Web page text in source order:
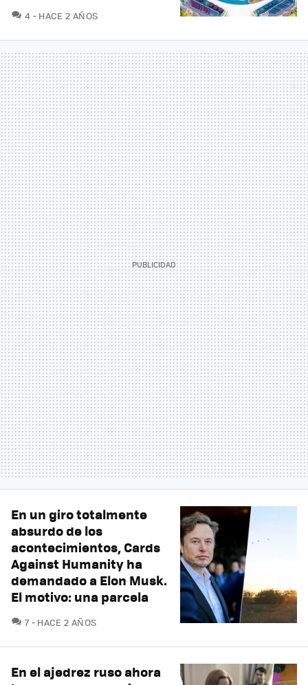
4 COMENTARIOS
HACE 2 AÑOS
En un giro totalmente
absurdo de los
acontecimientos, Cards
Against Humanity ha
demandado a Elon Musk.
El motivo: una parcela
7COMENTARIOS
HACE 2 AÑOS
En el ajedrez ruso ahora